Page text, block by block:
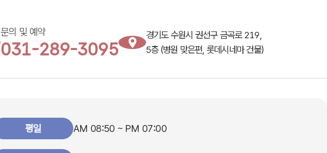
문의 및 예약
031-289-3095
경기도 수원시 권선구 금곡로 219,
5층 (병원 맞은편, 롯데시네마 건물)
평일 AM 08:50 ~ PM 07:00